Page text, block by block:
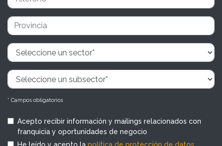
* Campos obligatorios
Acepto recibir información y mailings relacionados con
franquicia y oportunidades de negocio